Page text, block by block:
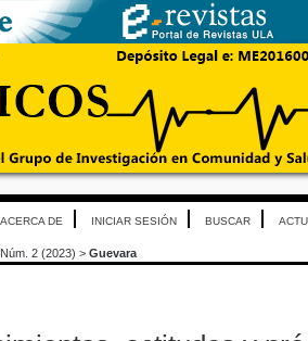
ACERCA DE INICIAR SESIÓN BUSCAR
2 (2023) > Guevara